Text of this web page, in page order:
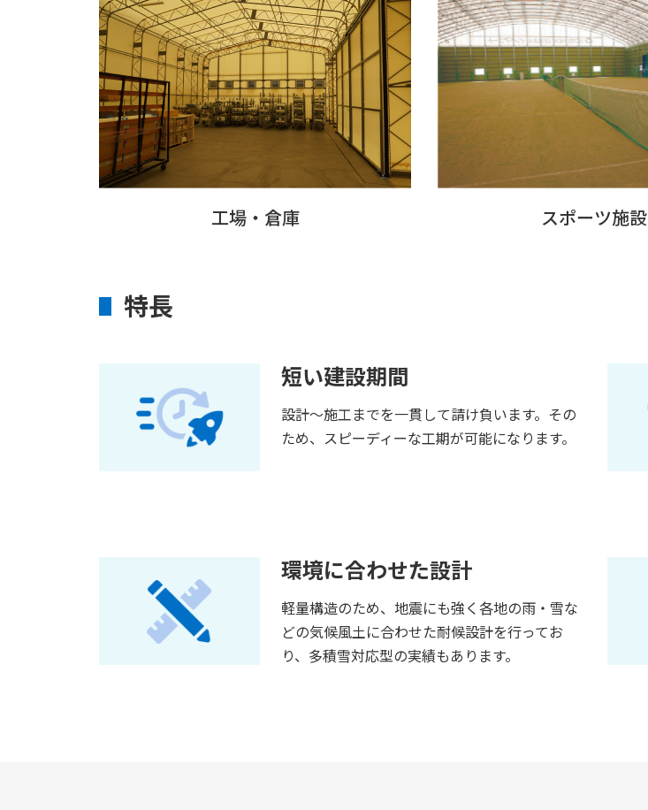
工場・倉庫 スポーツ施設
特長
短い建設期間
設計～施工までを一貫して請け負います。その
ため、スピーディーな工期が可能になります。
環境に合わせた設計
軽量構造のため、地震にも強く各地の雨・雪な
どの気候風土に合わせた耐候設計を行ってお
り、多積雪対応型の実績もあります。